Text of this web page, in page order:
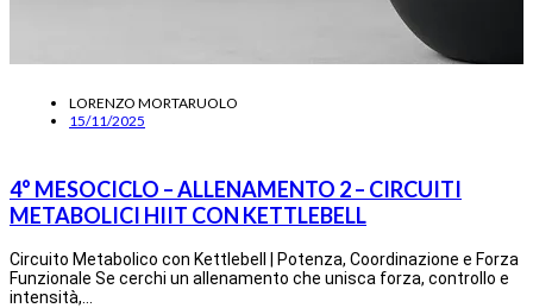
LORENZO MORTARUOLO
15/11/2025
4° MESOCICLO – ALLENAMENTO 2 – CIRCUITI
METABOLICI HIIT CON KETTLEBELL
Circuito Metabolico con Kettlebell | Potenza, Coordinazione e Forza
Funzionale Se cerchi un allenamento che unisca forza, controllo e
intensità,…